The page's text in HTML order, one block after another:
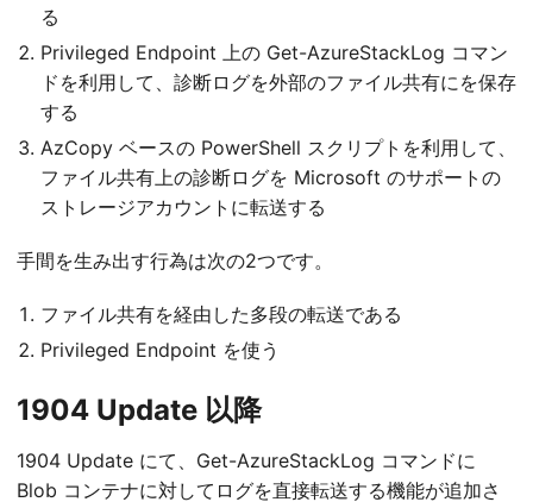
る
Privileged Endpoint 上の Get-AzureStackLog コマン
ドを利用して、診断ログを外部のファイル共有にを保存
する
AzCopy ベースの PowerShell スクリプトを利用して、
ファイル共有上の診断ログを Microsoft のサポートの
ストレージアカウントに転送する
手間を生み出す行為は次の2つです。
ファイル共有を経由した多段の転送である
Privileged Endpoint を使う
1904 Update 以降
1904 Update にて、Get-AzureStackLog コマンドに
Blob コンテナに対してログを直接転送する機能が追加さ